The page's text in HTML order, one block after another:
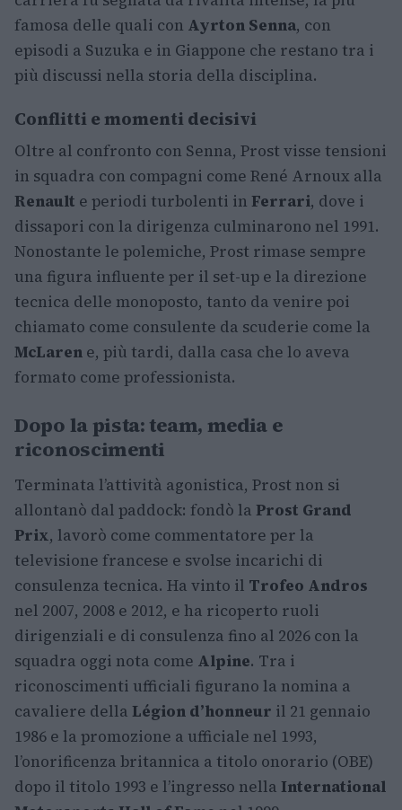
famosa delle quali con Ayrton Senna, con
episodi a Suzuka e in Giappone che restano tra i
più discussi nella storia della disciplina.
Conflitti e momenti decisivi
Oltre al confronto con Senna, Prost visse tensioni
in squadra con compagni come René Arnoux alla
Renault e periodi turbolenti in Ferrari, dove i
dissapori con la dirigenza culminarono nel 1991.
Nonostante le polemiche, Prost rimase sempre
una figura influente per il set-up e la direzione
tecnica delle monoposto, tanto da venire poi
chiamato come consulente da scuderie come la
McLaren e, più tardi, dalla casa che lo aveva
formato come professionista.
Dopo la pista: team, media e
riconoscimenti
Terminata l’attività agonistica, Prost non si
allontanò dal paddock: fondò la Prost Grand
Prix, lavorò come commentatore per la
televisione francese e svolse incarichi di
consulenza tecnica. Ha vinto il Trofeo Andros
nel 2007, 2008 e 2012, e ha ricoperto ruoli
dirigenziali e di consulenza fino al 2026 con la
squadra oggi nota come Alpine. Tra i
riconoscimenti ufficiali figurano la nomina a
cavaliere della Légion d’honneur il 21 gennaio
1986 e la promozione a ufficiale nel 1993,
l’onorificenza britannica a titolo onorario (OBE)
dopo il titolo 1993 e l’ingresso nella International